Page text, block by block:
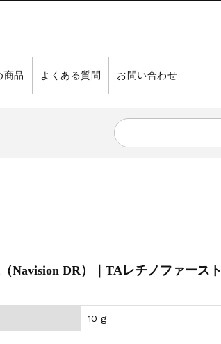
商品 よくある質問 お問い合わせ
Navision DR）｜TAレチノファースト
10 g